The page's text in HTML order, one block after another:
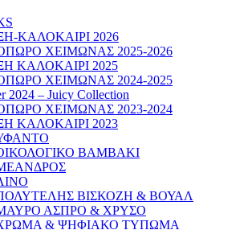
ΚΑΛΟΚΑΙΡΙ 2026
ΧΕΙΜΩΝΑΣ 2025-2026
ΚΑΛΟΚΑΙΡΙ 2025
ΧΕΙΜΩΝΑΣ 2024-2025
2024 – Juicy Collection
ΧΕΙΜΩΝΑΣ 2023-2024
ΚΑΛΟΚΑΙΡΙ 2023
ΒΑΜΒΑΚΙ
ΒΙΣΚΟΖΗ & ΒΟΥΑΛ
ΑΣΠΡΟ & ΧΡΥΣΟ
& ΨΗΦΙΑΚΟ ΤΥΠΩΜΑ